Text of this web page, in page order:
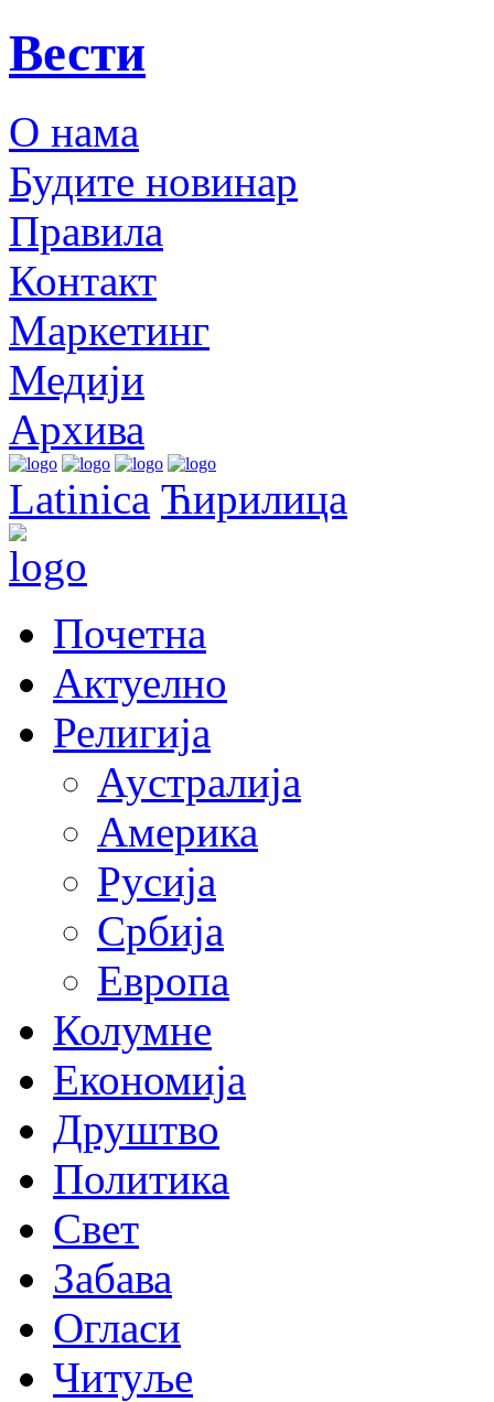
Вести
О нама
Будите новинар
Правила
Контакт
Маркетинг
Медији
Архива
Latinica Ћирилица
Почетна
Актуелно
Религија
Аустралија
Америка
Русија
Србија
Европа
Колумне
Економија
Друштво
Политика
Свет
Забава
Огласи
Читуље